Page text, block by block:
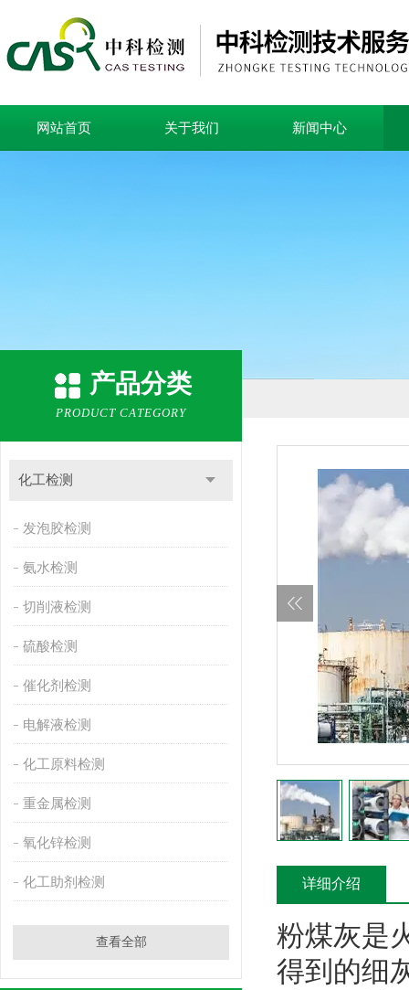
网站首页 关于我们 新闻中心
产品分类
PRODUCT CATEGORY
化工检测
发泡胶检测
氨水检测
切削液检测
硫酸检测
催化剂检测
电解液检测
化工原料检测
重金属检测
氧化锌检测
化工助剂检测
查看全部
详细介绍
粉煤灰是
得到的细